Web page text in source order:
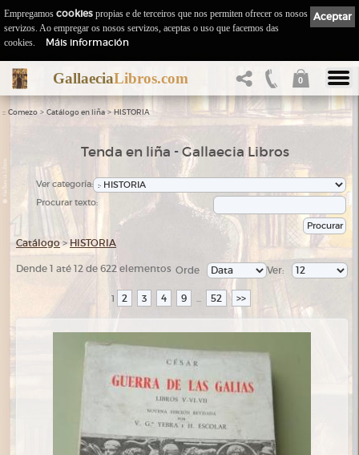
GallaeciaLibros.com 0
:: Comezo > Catálogo en liña > HISTORIA
Tenda en liña - Gallaecia Libros
Ver categoría:
Procurar texto:
Catálogo >HISTORIA
Dende 1 até 12 de 622 elementos Ver:
Orde
1 2 3 4 9 ... 52 >>
Aceptar
Empregamos cookies propias e de terceiros que nos permiten ofrecer os nosos
servizos. Ao empregar os nosos servizos, aceptas o uso que facemos das
cookies.
Máis información